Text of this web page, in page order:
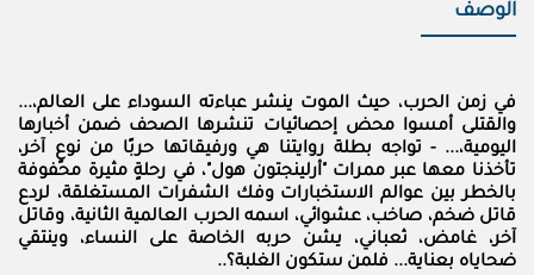
الوصف
في زمن الحرب، حيث الموت ينشر عباءته السوداء على العالم،...
والقتلى أمسوا محض إحصائيات تنشرها الصحف ضمن أخبارها
اليومية،... - تواجه بطلة روايتنا هي ورفيقاتها حربًا من نوعٍ آخر،
تأخذنا معها عبر ممرات "أرلينجتون هول"، في رحلةٍ مثيرة محفوفة
بالخطر بين عوالم الاستخبارات وفك الشفرات المستغلقة، لردع
قاتل ضخم، صاخب، عشوائي، اسمه الحرب العالمية الثانية، وقاتل
آخر، غامض، ثعباني، يشن حربه الخاصة على النساء، وينتقي
ضحاياه بعناية... فلمن ستكون الغلبة؟..